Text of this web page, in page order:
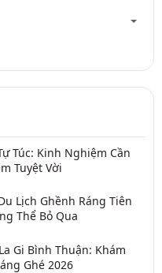
Túc: Kinh Nghiệm Cần
Tuyệt Vời
Lịch Ghềnh Ráng Tiên
Thể Bỏ Qua
Gi Bình Thuận: Khám
Ghé 2026